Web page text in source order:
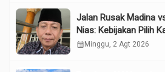
Jalan Rusak Madina
Nias: Kebijakan Pilih
calendar_month Minggu, 2 Agt 2026